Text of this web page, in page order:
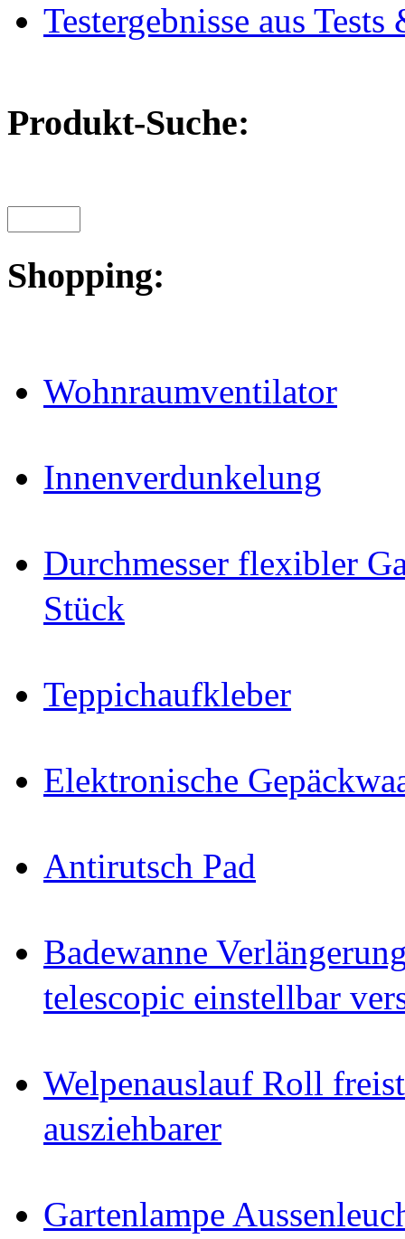
Testergebnisse aus
Produkt-Suche:
Shopping:
Wohnraumventilator
Innenverdunkelung
Durchmesser flexibler
Stück
Teppichaufkleber
Elektronische
Antirutsch Pad
Badewanne
telescopic einstellbar
Welpenauslauf Roll
ausziehbarer
Gartenlampe